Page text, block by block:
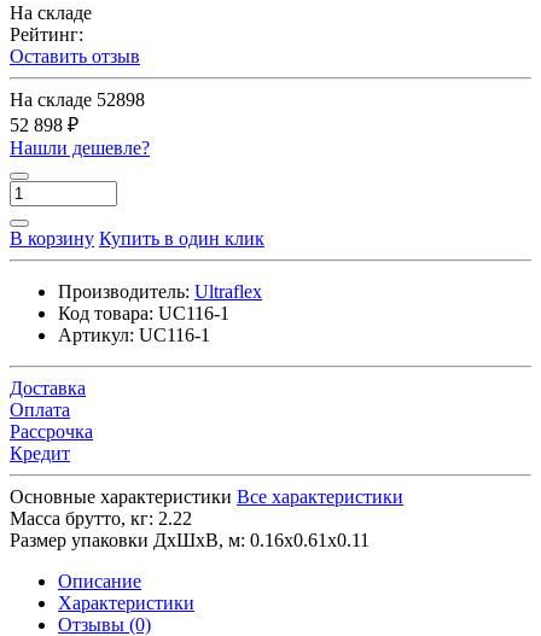
На складе
Рейтинг:
Оставить отзыв
На складе 52898
52 898 ₽
Нашли дешевле?
В корзину Купить в один клик
Производитель: Ultraflex
Код товара: UC116-1
Артикул: UC116-1
Доставка
Оплата
Рассрочка
Кредит
Основные характеристики Все характеристики
Масса брутто, кг: 2.22
Размер упаковки ДхШхВ, м: 0.16x0.61x0.11
Описание
Характеристики
Отзывы (0)